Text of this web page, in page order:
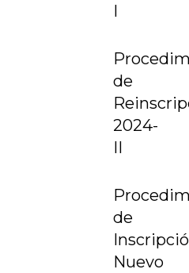
I
de
2024-
II
de
Nuevo